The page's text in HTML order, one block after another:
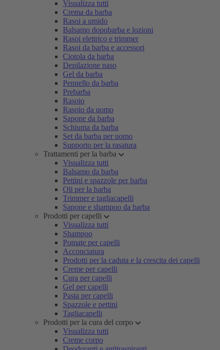
Visualizza tutti
Crema da barba
Rasoi a umido
Balsamo dopobarba e lozioni
Rasoi elettrico e trimmer
Rasoi da barba e accessori
Ciotola da barba
Depilazione naso
Gel da barba
Pennello da barba
Prebarba
Rasoio
Rasoio da uomo
Sapone da barba
Schiuma da barba
Set da barba per uomo
Supporto per la rasatura
Trattamenti per la barba
Visualizza tutti
Balsamo da barba
Pettini e spazzole per barba
Oli per la barba
Trimmer e tagliacapelli
Sapone e shampoo da barba
Prodotti per capelli
Visualizza tutti
Shampoo
Pomate per capelli
Acconciatura
Prodotti per la caduta e la crescita dei capelli
Creme per capelli
Cura per capelli
Gel per capelli
Pasta per capelli
Spazzole e pettini
Tagliacapelli
Prodotti per la cura del corpo
Visualizza tutti
Creme corpo